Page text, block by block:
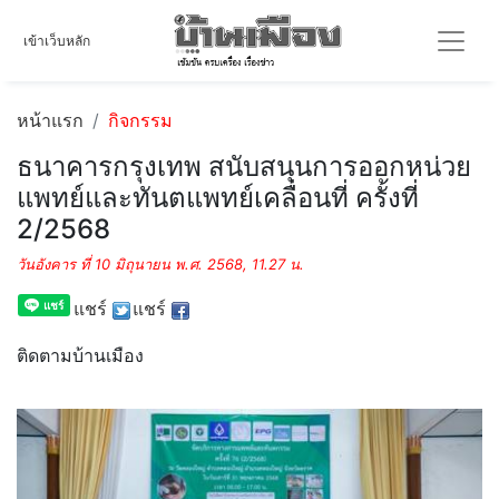
เข้าเว็บหลัก
หน้าแรก กิจกรรม
ธนาคารกรุงเทพ สนับสนุนการออกหน่วย
แพทย์และทันตแพทย์เคลื่อนที่ ครั้งที่
2/2568
วันอังคาร ที่ 10 มิถุนายน พ.ศ. 2568, 11.27 น.
แชร์ แชร์
ติดตามบ้านเมือง